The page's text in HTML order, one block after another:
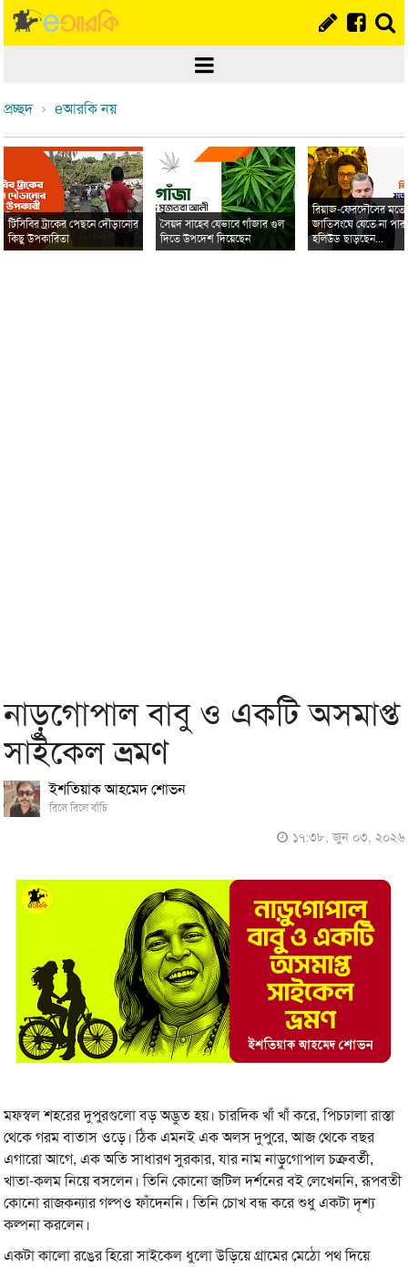
প্রচ্ছদ eআরকি নয়
টিসিবির ট্রাকের পেছনে দৌড়ানোর
কিছু উপকারিতা
সৈয়দ সাহেব যেভাবে গাঁজার গুল
দিতে উপদেশ দিয়েছেন
রিয়াজ-ফেরদৌসের মতো
জাতিসংঘে যেতে না
হলিউড ছাড়ছেন...
নাড়ুগোপাল বাবু ও একটি অসমাপ্ত
সাইকেল ভ্রমণ
ইশতিয়াক আহমেদ শোভন
রিলে রিলে বাঁচি
১৭:৩৮, জুন ০৩, ২০২৬
মফস্বল শহরের দুপুরগুলো বড় অদ্ভুত হয়। চারদিক খাঁ খাঁ করে, পিচঢালা রাস্তা
থেকে গরম বাতাস ওড়ে। ঠিক এমনই এক অলস দুপুরে, আজ থেকে বছর
এগারো আগে, এক অতি সাধারণ সুরকার, যার নাম নাড়ুগোপাল চক্রবর্তী,
খাতা-কলম নিয়ে বসলেন। তিনি কোনো জটিল দর্শনের বই লেখেননি, রূপবতী
কোনো রাজকন্যার গল্পও ফাঁদেননি। তিনি চোখ বন্ধ করে শুধু একটা দৃশ্য
কল্পনা করলেন।
একটা কালো রঙের হিরো সাইকেল ধুলো উড়িয়ে গ্রামের মেঠো পথ দিয়ে